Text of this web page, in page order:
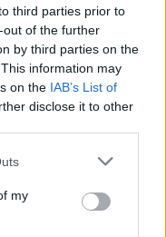
third parties prior to
of the further
by third parties on the
information may
on the IAB’s List of
disclose it to other
my
kad jis
išsilieti
atakuojamą
Ne tik dėl šių